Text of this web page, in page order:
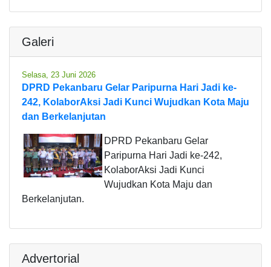
Galeri
Selasa, 23 Juni 2026
DPRD Pekanbaru Gelar Paripurna Hari Jadi ke-
242, KolaborAksi Jadi Kunci Wujudkan Kota Maju
dan Berkelanjutan
DPRD Pekanbaru Gelar
Paripurna Hari Jadi ke-242,
KolaborAksi Jadi Kunci
Wujudkan Kota Maju dan
Berkelanjutan.
Advertorial